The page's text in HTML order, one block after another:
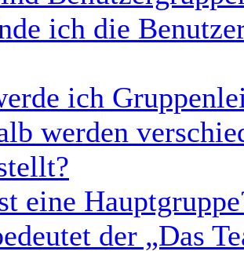
ich die
ich
werden
eine
der „Das